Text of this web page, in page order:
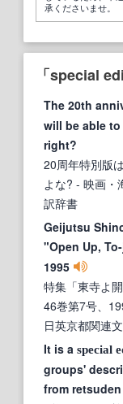
承くださいませ。
「special
The 20th
will be able
right?
20周年特別版
よな? - 映画・
訳辞書
Geijutsu
"Open Up,
1995
特集「東寺よ
46巻第7号、
日英京都関連
It is a special
groups'
from